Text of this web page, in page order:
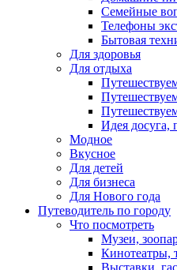
Семейные
Телефоны
Бытовая
Для здоровья
Для отдыха
Идея досуга,
Модное
Вкусное
Для детей
Для бизнеса
Для Нового года
Путеводитель по городу
Что посмотреть
Музеи,
Кинотеатры,
Выставки,